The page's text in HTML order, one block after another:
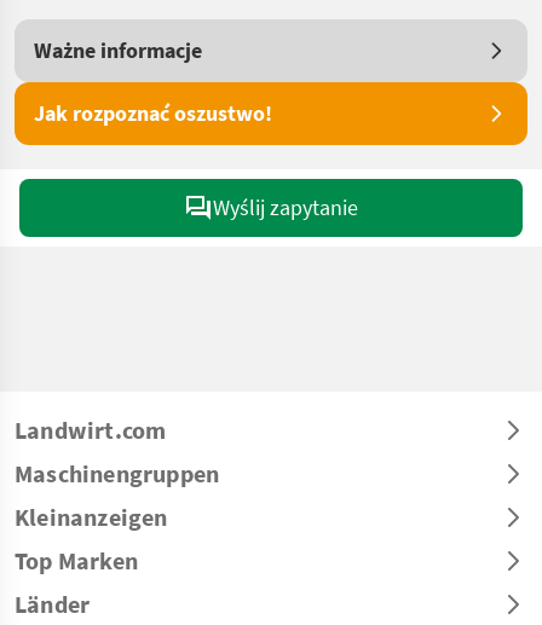
Ważne informacje
Jak rozpoznać oszustwo!
Wyślij zapytanie
Landwirt.com
Maschinengruppen
Kleinanzeigen
Top Marken
Länder